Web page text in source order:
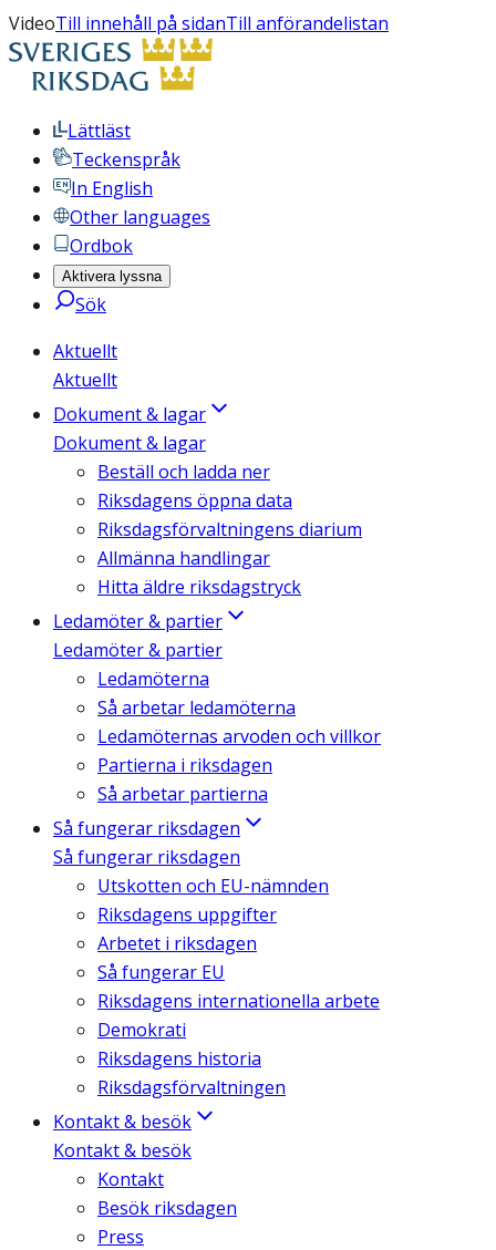
VideoTill innehåll på sidanTill anförandelistan
Lättläst
Teckenspråk
In English
Other languages
Ordbok
Aktivera lyssna
Sök
Aktuellt
Aktuellt
Dokument & lagar
Dokument & lagar
Beställ och ladda ner
Riksdagens öppna data
Riksdagsförvaltningens diarium
Allmänna handlingar
Hitta äldre riksdagstryck
Ledamöter & partier
Ledamöter & partier
Ledamöterna
Så arbetar ledamöterna
Ledamöternas arvoden och villkor
Partierna i riksdagen
Så arbetar partierna
Så fungerar riksdagen
Så fungerar riksdagen
Utskotten och EU-nämnden
Riksdagens uppgifter
Arbetet i riksdagen
Så fungerar EU
Riksdagens internationella arbete
Demokrati
Riksdagens historia
Riksdagsförvaltningen
Kontakt & besök
Kontakt & besök
Kontakt
Besök riksdagen
Press